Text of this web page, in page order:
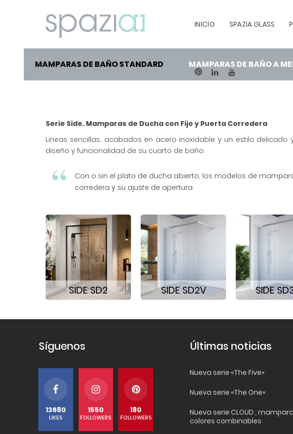
INICIO SPAZIA GLASS
PINTERESTLINKEDIN
MAMPARAS DE BAÑO STANDARD MAMPARAS DE BAÑO A
Serie Side. Mamparas de Ducha con Fijo y Puerta Corredera
Lineas sencillas, acabados en acero inoxidable y un estilo
diseño y funcionalidad de su cuarto de baño.
Con o sin el plato de ducha abierto, los modelos de
corredera y su ajuste de apertura.
SIDE SD2 SIDE SD2V SIDE
Síguenos
13680
LIKES
1550
FOLLOWERS
180
FOLLOWERS
Últimas noticias
Nueva serie «The Five»
Nueva serie «The One»
Nueva serie CLOUD ,
colores combinables